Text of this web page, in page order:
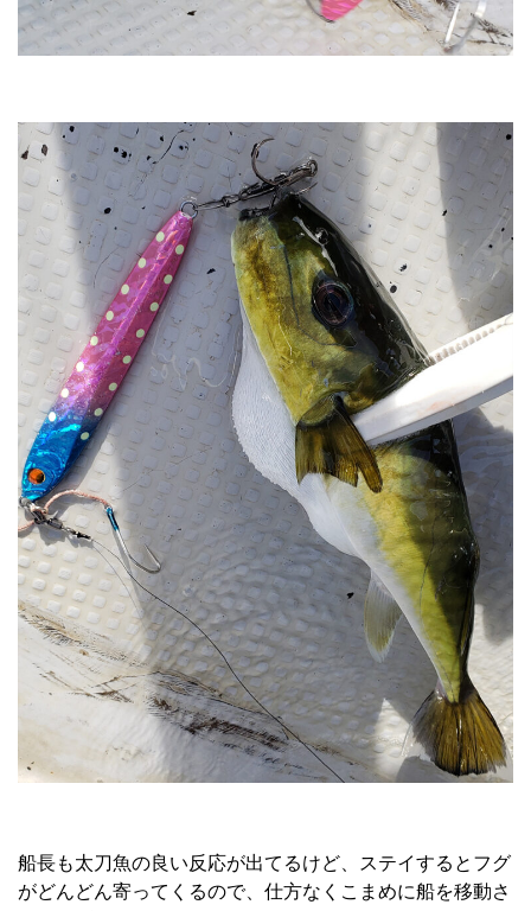
船長も太刀魚の良い反応が出てるけど、ステイするとフグ
がどんどん寄ってくるので、仕方なくこまめに船を移動さ